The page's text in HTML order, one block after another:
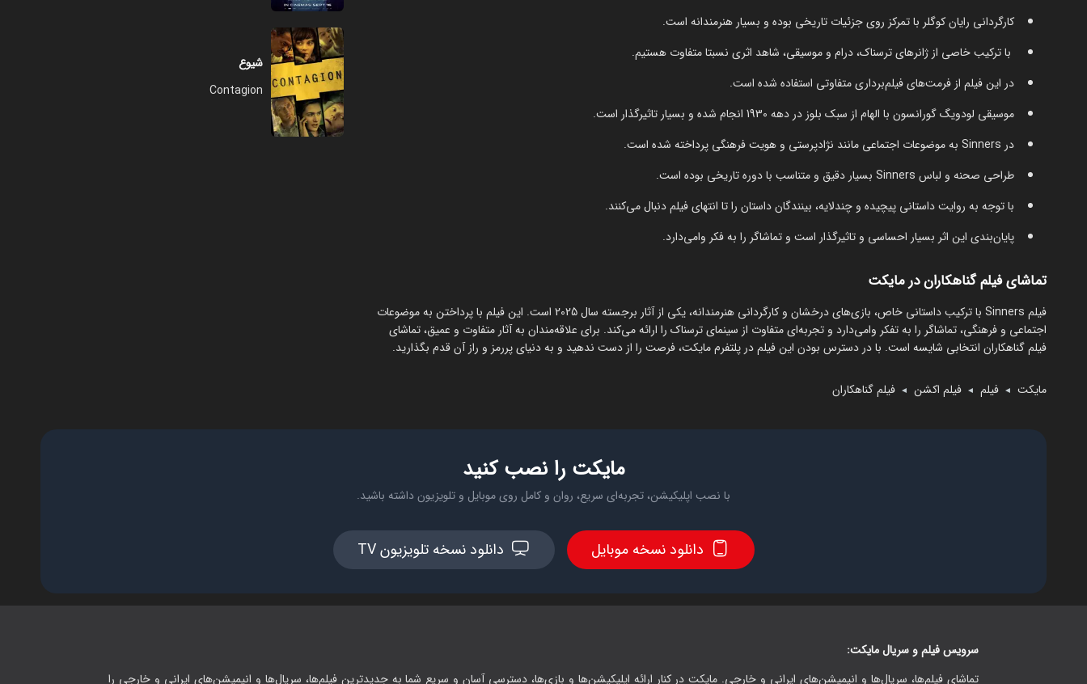
کارگردانی رایان کوگلر با تمرکز روی جزئیات تاریخی بوده و بسیار هنرمندانه است.
با ترکیب خاصی از ژانرهای ترسناک، درام و موسیقی، شاهد اثری نسبتا متفاوت هستیم.
در این فیلم از فرمت‌های فیلم‌برداری متفاوتی استفاده شده است.
موسیقی لودویگ گورانسون با الهام از سبک بلوز در دهه 1930 انجام شده و بسیار تاثیرگذار است.
در Sinners به موضوعات اجتماعی مانند نژادپرستی و هویت فرهنگی پرداخته شده است.
طراحی صحنه و لباس Sinners بسیار دقیق و متناسب با دوره تاریخی بوده است.
با توجه به روایت داستانی پیچیده و چندلایه، بینندگان داستان را تا انتهای فیلم دنبال می‌کنند.
پایان‌بندی این اثر بسیار احساسی و تاثیرگذار است و تماشاگر را به فکر وامی‌دارد.
تماشای فیلم گناهکاران در مایکت
فیلم Sinners با ترکیب داستانی خاص، بازی‌های درخشان و کارگردانی هنرمندانه، یکی از آثار برجسته سال 2025 است. این فیلم با پرداختن به موضوعات
اجتماعی و فرهنگی، تماشاگر را به تفکر وامی‌دارد و تجربه‌ای متفاوت از سینمای ترسناک را ارائه می‌کند. برای علاقه‌مندان به آثار متفاوت و عمیق، تماشای
فیلم گناهکاران انتخابی شایسه است. با در دسترس بودن این فیلم در پلتفرم مایکت، فرصت را از دست ندهید و به دنیای پررمز و راز آن قدم بگذارید.
مایکت ◄ فیلم ◄ فیلم اکشن ◄ فیلم گناهکاران
شیوع
Contagion
مایکت را نصب کنید
با نصب اپلیکیشن، تجربه‌ای سریع، روان و کامل روی موبایل و تلویزیون داشته باشید.
دانلود نسخه موبایل دانلود نسخه تلویزیون TV
سرویس فیلم و سریال مایکت:
تماشای فیلم‌ها، سریال‌ها و انیمیشن‌های ایرانی و خارجی. مایکت در کنار ارائه اپلیکیشن‌ها و بازی‌ها، دسترسی آسان و سریع شما به جدیدترین فیلم‌ها، سریال‌ها و انیمیشن‌های ایرانی و خارجی را